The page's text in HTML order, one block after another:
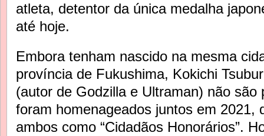
atleta, detentor da única medalha
até hoje.
Embora tenham nascido na mesma
província de Fukushima, Kokichi
(autor de Godzilla e Ultraman) não são
foram homenageados juntos em 2021,
ambos como “Cidadãos Honorários”.